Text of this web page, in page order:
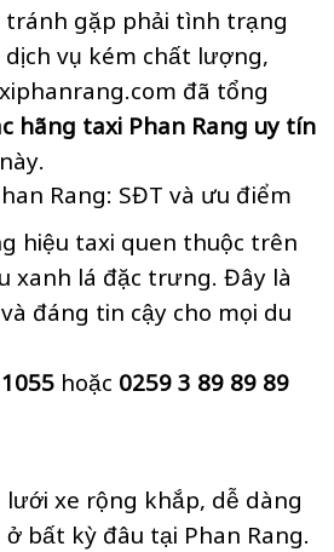
tránh gặp phải tình trạng
dịch vụ kém chất lượng,
đã tổng
hãng taxi Phan Rang uy tín
Rang: SĐT và ưu điểm
hiệu taxi quen thuộc trên
xanh lá đặc trưng. Đây là
đáng tin cậy cho mọi du
1055 hoặc 0259 3 89 89 89
lưới xe rộng khắp, dễ dàng
ở bất kỳ đâu tại Phan Rang.